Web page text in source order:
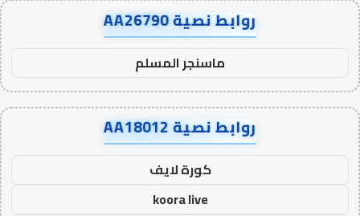
روابط نصية AA26790
ماسنجر المسلم
روابط نصية AA18012
كورة لايف
koora live